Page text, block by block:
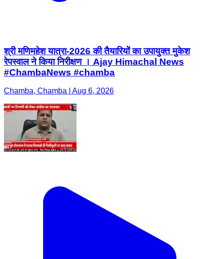
श्री मणिमहेश यात्रा-2026 की तैयारियों का उपायुक्त मुकेश
रेपस्वाल ने किया निरीक्षण । Ajay Himachal News
#ChambaNews #chamba
Chamba, Chamba | Aug 6, 2026